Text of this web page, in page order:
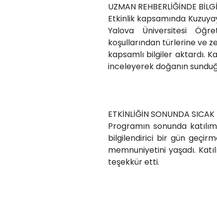
UZMAN REHBERLİĞİNDE
Etkinlik kapsamında
Yalova Üniversitesi
koşullarından türlerine ve
kapsamlı bilgiler aktardı.
inceleyerek doğanın
ETKİNLİĞİN SONUNDA
Programın sonunda
bilgilendirici bir gün
memnuniyetini yaşadı.
teşekkür etti.